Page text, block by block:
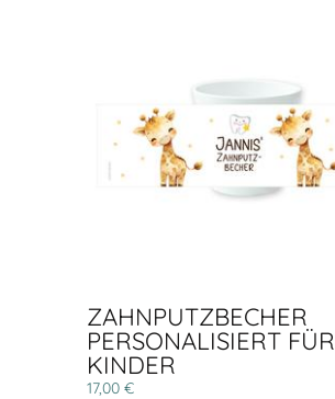
ZAHNPUTZBECHER
PERSONALISIERT FÜR
KINDER
17,00 €